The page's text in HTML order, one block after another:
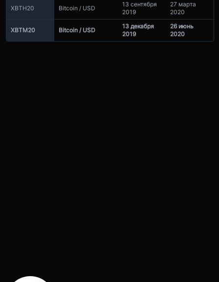
XBTH20 Bitcoin / USD
13 сентября
2019
27 марта
2020
XBTM20 Bitcoin / USD
13 декабря
2019
26 июнь
2020